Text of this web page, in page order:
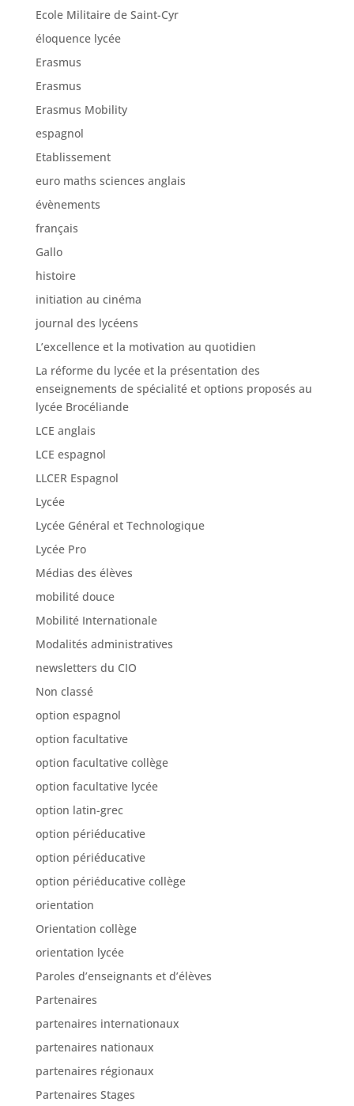
Ecole Militaire de Saint-Cyr
éloquence lycée
Erasmus
Erasmus
Erasmus Mobility
espagnol
Etablissement
euro maths sciences anglais
évènements
français
Gallo
histoire
initiation au cinéma
journal des lycéens
L’excellence et la motivation au quotidien
La réforme du lycée et la présentation des
enseignements de spécialité et options proposés au
lycée Brocéliande
LCE anglais
LCE espagnol
LLCER Espagnol
Lycée
Lycée Général et Technologique
Lycée Pro
Médias des élèves
mobilité douce
Mobilité Internationale
Modalités administratives
newsletters du CIO
Non classé
option espagnol
option facultative
option facultative collège
option facultative lycée
option latin-grec
option périéducative
option périéducative
option périéducative collège
orientation
Orientation collège
orientation lycée
Paroles d’enseignants et d’élèves
Partenaires
partenaires internationaux
partenaires nationaux
partenaires régionaux
Partenaires Stages